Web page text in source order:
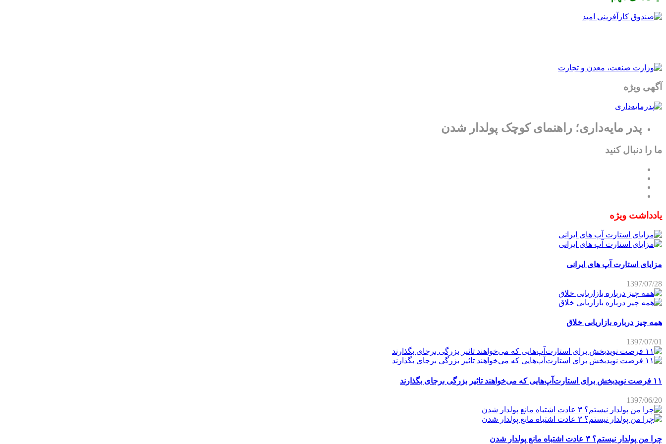
آگهی ویژه
پدر مایه‌داری؛ راهنمای کوچک پولدار شدن
ما را دنبال کنید
یادداشت ویژه
مزایای استارت آپ های ایرانی
1397/07/28
همه چیز درباره بازاریابی خلاق
1397/07/01
۱۱ فرصت نویدبخش برای استارت‌آپ‌هایی که می‌خواهند تاثیر بزرگی برجای بگذارند
1397/06/20
چرا من پولدار نیستم؟ ۳ عادت اشتباه مانع پولدار شدن